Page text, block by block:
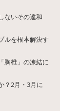
ないその違和
ルを根本解決す
胸椎」の凍結に
？2月・3月に